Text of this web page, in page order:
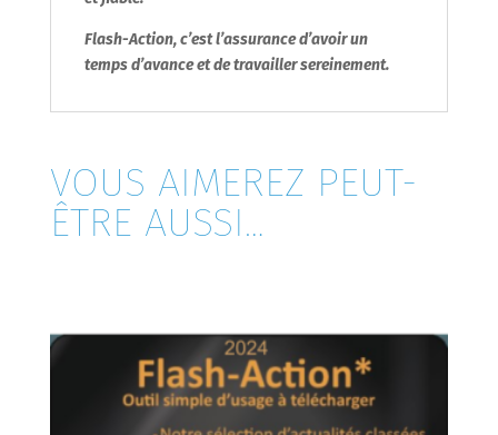
Flash-Action, c’est l’assurance d’avoir un
temps d’avance et de travailler sereinement.
VOUS AIMEREZ PEUT-
ÊTRE AUSSI…